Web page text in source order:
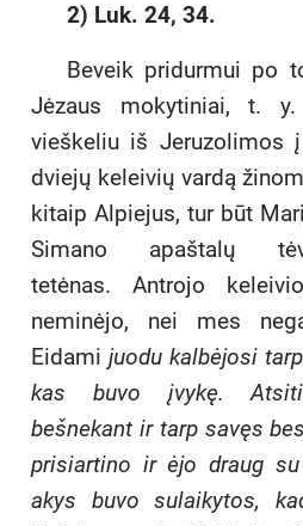
2) Luk. 24, 34.
Beveik pridurmui po
Jėzaus mokytiniai, t.
vieškeliu iš Jeruzolimos
dviejų keleivių vardą
kitaip Alpiejus, tur būt
Simano apaštalų
tetėnas. Antrojo
neminėjo, nei mes
Eidamijuodu kalbėjosi
kas buvo įvykę.
bešnekant ir tarp savęs
prisiartino ir ėjo draug
akys buvo sulaikytos,